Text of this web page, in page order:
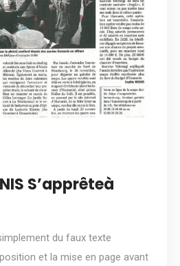
S’apprêteà
du faux texte
et la mise en page avant